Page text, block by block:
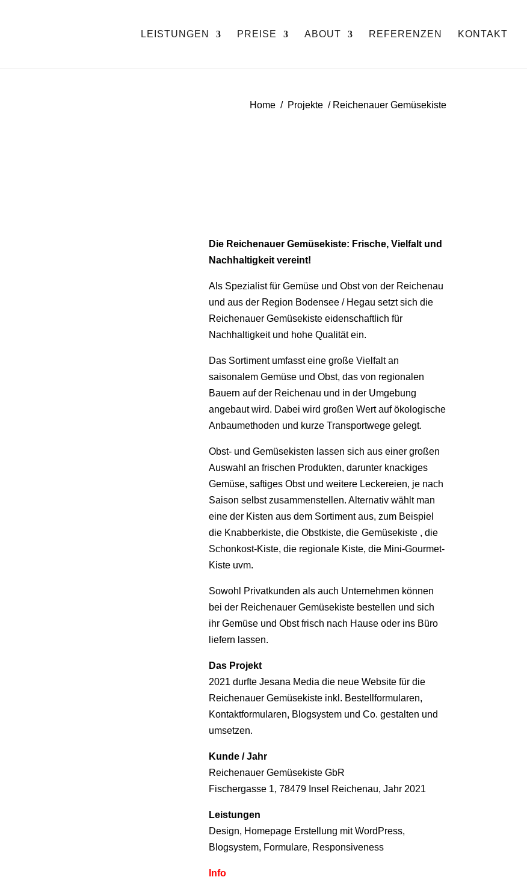
LEISTUNGEN PREISE ABOUT REFERENZEN KONTAKT
Home / Projekte / Reichenauer Gemüsekiste
Die Reichenauer Gemüsekiste: Frische, Vielfalt und
Nachhaltigkeit vereint!
Als Spezialist für Gemüse und Obst von der Reichenau
und aus der Region Bodensee / Hegau setzt sich die
Reichenauer Gemüsekiste eidenschaftlich für
Nachhaltigkeit und hohe Qualität ein.
Das Sortiment umfasst eine große Vielfalt an
saisonalem Gemüse und Obst, das von regionalen
Bauern auf der Reichenau und in der Umgebung
angebaut wird. Dabei wird großen Wert auf ökologische
Anbaumethoden und kurze Transportwege gelegt.
Obst- und Gemüsekisten lassen sich aus einer großen
Auswahl an frischen Produkten, darunter knackiges
Gemüse, saftiges Obst und weitere Leckereien, je nach
Saison selbst zusammenstellen. Alternativ wählt man
eine der Kisten aus dem Sortiment aus, zum Beispiel
die Knabberkiste, die Obstkiste, die Gemüsekiste , die
Schonkost-Kiste, die regionale Kiste, die Mini-Gourmet-
Kiste uvm.
Sowohl Privatkunden als auch Unternehmen können
bei der Reichenauer Gemüsekiste bestellen und sich
ihr Gemüse und Obst frisch nach Hause oder ins Büro
liefern lassen.
Das Projekt
2021 durfte Jesana Media die neue Website für die
Reichenauer Gemüsekiste inkl. Bestellformularen,
Kontaktformularen, Blogsystem und Co. gestalten und
umsetzen.
Kunde / Jahr
Reichenauer Gemüsekiste GbR
Fischergasse 1, 78479 Insel Reichenau, Jahr 2021
Leistungen
Design, Homepage Erstellung mit WordPress,
Blogsystem, Formulare, Responsiveness
Info